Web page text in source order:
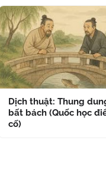
Dịch thuật: Thung
bất bách (Quốc học
cố)